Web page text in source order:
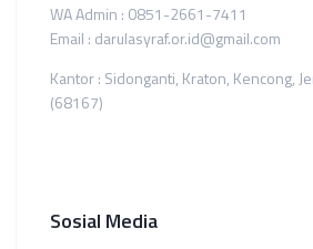
WA Admin : 0851-2661-7411
Email : darulasyraf.or.id@gmail.com
Kantor : Sidonganti, Kraton, Kencong,
(68167)
Sosial Media